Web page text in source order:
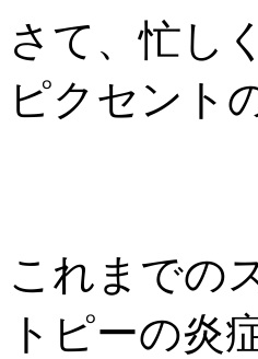
さて、忙し
ピクセント
これまでの
トピーの炎